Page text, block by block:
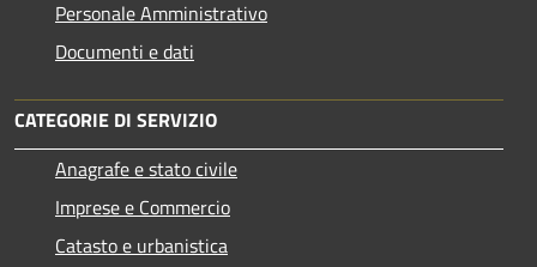
Personale Amministrativo
Documenti e dati
CATEGORIE DI SERVIZIO
Anagrafe e stato civile
Imprese e Commercio
Catasto e urbanistica